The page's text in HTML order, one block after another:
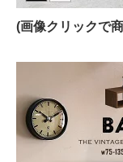
(画像クリックで